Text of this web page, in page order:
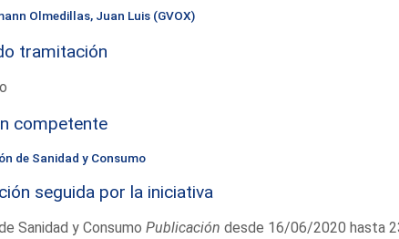
Olmedillas, Juan Luis (GVOX)
tramitación
competente
de Sanidad y Consumo
seguida por la iniciativa
Sanidad y Consumo Publicación desde 16/06/2020 hasta